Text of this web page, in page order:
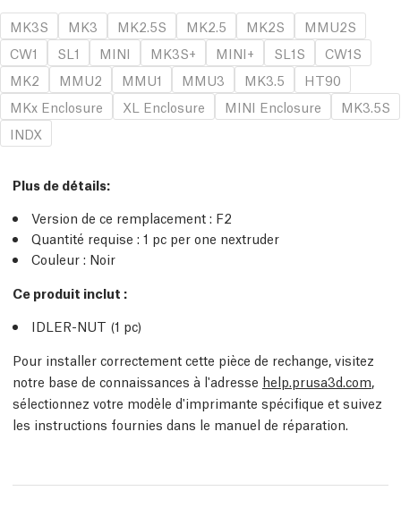
MK3S
MK3 MK2.5S MK2.5 MK2S
MMU2S
CW1
SL1 MINI MK3S+ MINI+ SL1S
CW1S
MK2
MMU2 MMU1 MMU3 MK3.5
HT90
MKx Enclosure
XL Enclosure MINI Enclosure
MK3.5S
INDX
Plus de détails:
Version de ce remplacement : F2
Quantité requise : 1 pc per one nextruder
Couleur : Noir
Ce produit inclut :
IDLER-NUT (1 pc)
Pour installer correctement cette pièce de rechange, visitez
notre base de connaissances à l'adresse help.prusa3d.com,
sélectionnez votre modèle d'imprimante spécifique et suivez
les instructions fournies dans le manuel de réparation.